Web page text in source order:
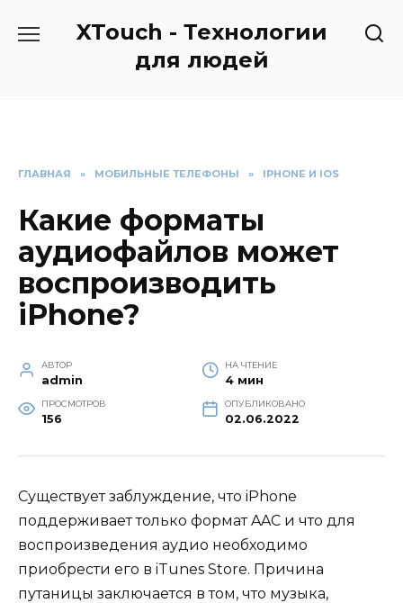
XTouch - Технологии
для людей
ГЛАВНАЯ » МОБИЛЬНЫЕ ТЕЛЕФОНЫ » IPHONE И IOS
Какие форматы
аудиофайлов может
воспроизводить
iPhone?
АВТОР
admin
НА ЧТЕНИЕ
4 мин
ПРОСМОТРОВ
156
ОПУБЛИКОВАНО
02.06.2022
Существует заблуждение, что iPhone
поддерживает только формат AAC и что для
воспроизведения аудио необходимо
приобрести его в iTunes Store. Причина
путаницы заключается в том, что музыка,